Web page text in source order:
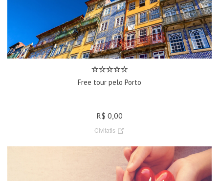
Free tour pelo Porto
R$ 0,00
Civitatis